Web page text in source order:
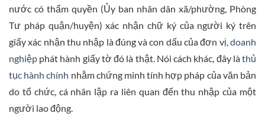
nước có thẩm quyền (Ủy ban nhân dân xã/phường, Phòng
Tư pháp quận/huyện) xác nhận chữ ký của người ký trên
giấy xác nhận thu nhập là đúng và con dấu của đơn vị,doanh
nghiệp phát hành giấy tờ đó là thật. Nói cách khác, đây làthủ
tục hành chính nhằm chứng minh tính hợp pháp của văn bản
do tổ chức, cá nhân lập ra liên quan đến thu nhập của một
người lao động.